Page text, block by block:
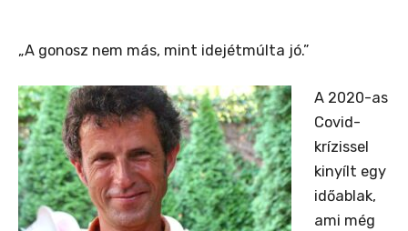
„A gonosz nem más, mint idejétmúlta jó.”
A 2020-as
Covid-
krízissel
kinyílt egy
időablak,
ami még